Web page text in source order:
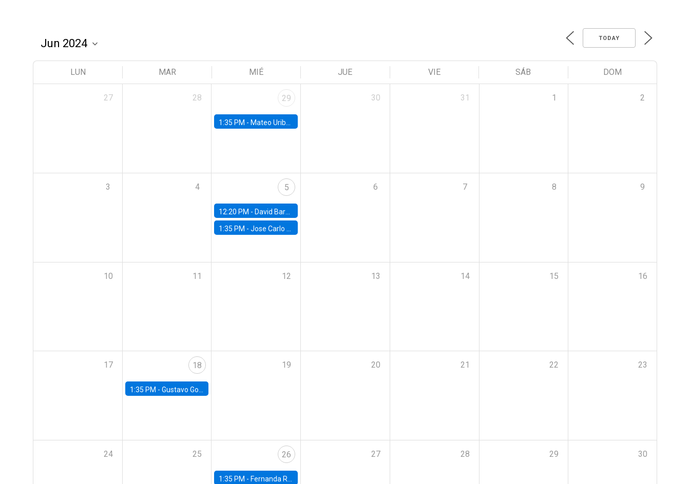
TODAY
LUN MAR MIÉ JUE VIE SÁB DOM
27 28 29
1:35 PM - Mateo Uribe-Castro, Universidad de los Andes (Colombia)
30 31 1 2
3 4 5
12:20 PM - David Bardey, Universidad de los Andes - CEDE
1:35 PM -Jose Carlo Bermudez, UC (ME) & World Bank
6 7 8 9
10 11 12 13 14 15 16
17 18
1:35 PM - Gustavo González, Banco Central de Chile
19 20 21 22 23
24 25 26
1:35 PM - Fernanda Rojas Ampuero, University of Wisconsin-Madison
27 28 29 30